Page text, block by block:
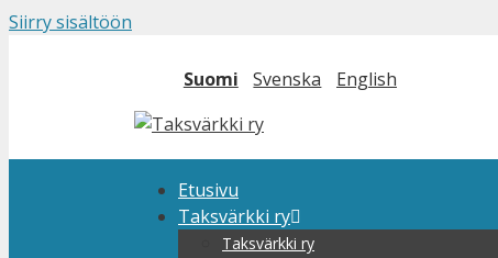
Siirry sisältöön
Suomi Svenska English
Etusivu
Taksvärkki ry
Taksvärkki ry